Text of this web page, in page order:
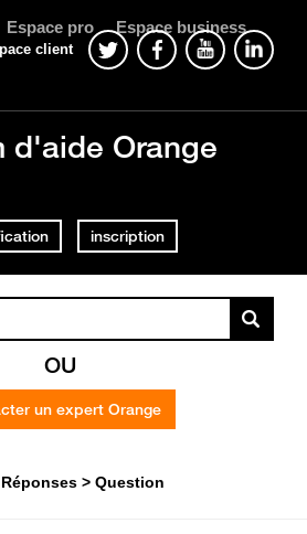
Espace pro Espace business
client
d'aide Orange
inscription
OU
un expert Orange
Question